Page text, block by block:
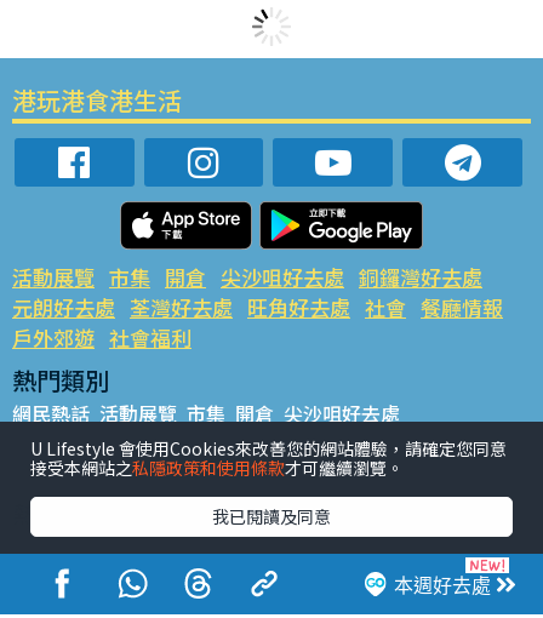
本週好去處
港玩港食港生活
活動展覽 市集 開倉 尖沙咀好去處 銅鑼灣好去處
元朗好去處 荃灣好去處 旺角好去處 社會 餐廳情報
戶外郊遊 社會福利
熱門類別
網民熱話 活動展覽 市集 開倉 尖沙咀好去處
銅鑼灣好去處 元朗好去處 荃灣好去處 旺角好去處 社會
餐廳情報 戶外郊遊
熱門標籤
#UGO搵好去處 #人氣活動推介 #美食社群熱話
#親子玩樂好去處
#ULifestyle應用程式
#限時搶
#UJetso禮物放送
#ULifestyle商戶中心 #著數 #網絡熱話
U Lifestyle 會使用Cookies來改善您的網站體驗，請確定您同意
接受本網站之私隱政策和使用條款才可繼續瀏覽。
我已閱讀及同意